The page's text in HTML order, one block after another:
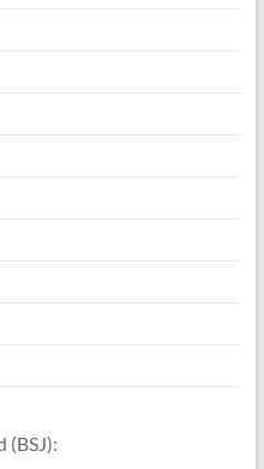
(BSJ):